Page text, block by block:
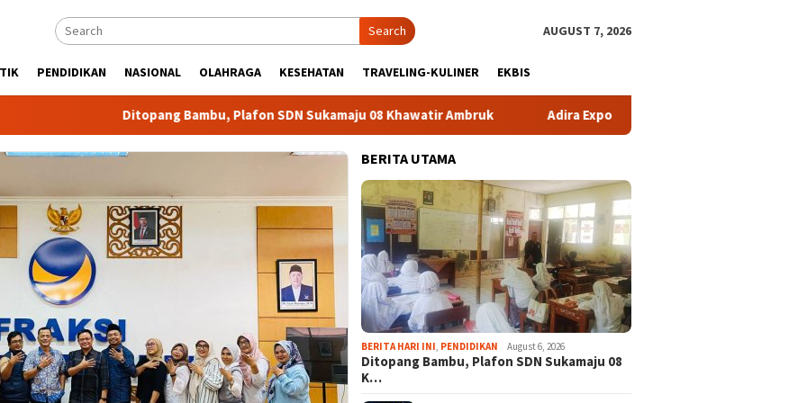
Search AUGUST 7, 2026
PENDIDIKAN NASIONAL OLAHRAGA KESEHATAN TRAVELING-KULINER EKBIS
Ditopang Bambu, Plafon SDN Sukamaju 08 Khawatir Ambruk Adira Expo Merdeka Tawarkan Bunga 1,76 Persen
BERITA UTAMA
BERITA HARI INI PENDIDIKAN August 6, 2026
Ditopang Bambu, Plafon SDN Sukamaju 08
K…